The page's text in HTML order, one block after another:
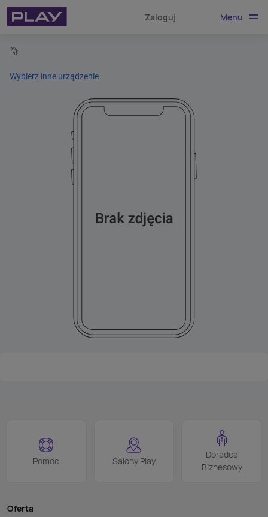
Zaloguj Menu
Wybierz inne urządzenie
Pomoc Salony Play
Doradca
Biznesowy
Oferta